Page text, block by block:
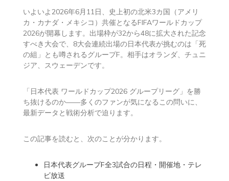
いよいよ2026年6月11日、史上初の北米3カ国（アメリ
カ・カナダ・メキシコ）共催となるFIFAワールドカップ
2026が開幕します。出場枠が32から48に拡大された記念
すべき大会で、8大会連続出場の日本代表が挑むのは「死
の組」とも噂されるグループF。相手はオランダ、チュニ
ジア、スウェーデンです。
「日本代表 ワールドカップ2026 グループリーグ」を勝
ち抜けるのか——多くのファンが気になるこの問いに、
最新データと戦術分析で迫ります。
この記事を読むと、次のことが分かります。
日本代表グループF全3試合の日程・開催地・テレ
ビ放送